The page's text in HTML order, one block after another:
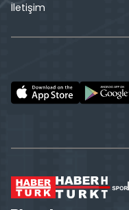
İletişim